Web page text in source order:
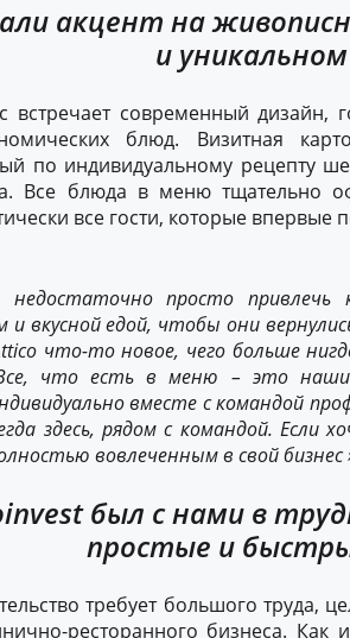
акцент на
и
встречает современный дизайн,
блюд. Визитная
по индивидуальному рецепту
Все блюда в меню тщательно
все гости, которые
недостаточно просто привлечь
и вкуснойедой, чтобы они верну
что-то новое, чего больше
что есть в меню – это
вместе с командой
здесь, рядомс командой. Если хо
вовлеченнымв свой бизнес
был с нами в
простые и
требует большого труда,
ресторанного бизнеса.